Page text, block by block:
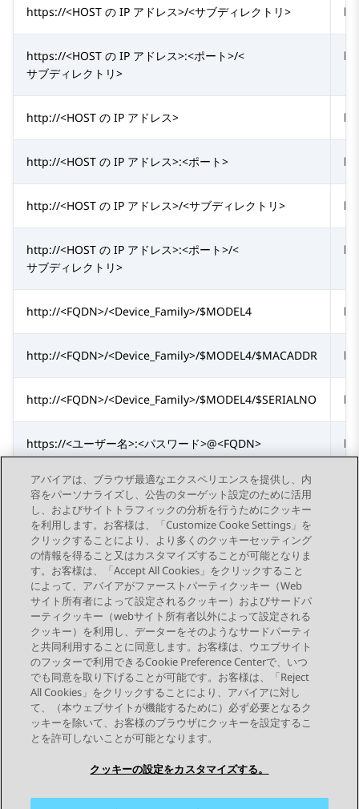
https://<HOST の IP アドレス>/<サブディレクトリ>
https://<HOST の IP アドレス>:<ポート>/<
サブディレクトリ>
http://<HOST の IP アドレス>
http://<HOST の IP アドレス>:<ポート>
http://<HOST の IP アドレス>/<サブディレクトリ>
http://<HOST の IP アドレス>:<ポート>/<
サブディレクトリ>
http://<FQDN>/<Device_Family>/$MODEL4
http://<FQDN>/<Device_Family>/$MODEL4/$MACADDR
http://<FQDN>/<Device_Family>/$MODEL4/$SERIALNO
https://<ユーザー名>:<パスワード>@<FQDN>
https://<ユーザー名>:<パスワード>@<FQDN>/Directory
Send Feedback
トピックナビゲーション
前のトピック 次のトピック
つながりを保つ
アバイアは、ブラウザ最適なエクスペリエンスを提供し、内
容をパーソナライズし、公告のターゲット設定のために活用
し、およびサイトトラフィックの分析を行うためにクッキー
を利用します。お客様は、「Customize Cooke Settings」を
クリックすることにより、より多くのクッキーセッティング
の情報を得ること又はカスタマイズすることが可能となりま
す。お客様は、「Accept All Cookies」をクリックすること
によって、アバイアがファーストパーティクッキー（Web
サイト所有者によって設定されるクッキー）およびサードパ
ーティクッキー（webサイト所有者以外によって設定される
クッキー）を利用し、データーをそのようなサードパーティ
と共同利用することに同意します。お客様は、ウエブサイト
のフッターで利用できるCookie Preference Centerで、いつ
でも同意を取り下げることが可能です。お客様は、「Reject
All Cookies」をクリックすることにより、アバイアに対し
て、（本ウェブサイトが機能するために）必ず必要となるク
ッキーを除いて、お客様のブラウザにクッキーを設定するこ
とを許可しないことが可能となります。
クッキーの設定をカスタマイズする。